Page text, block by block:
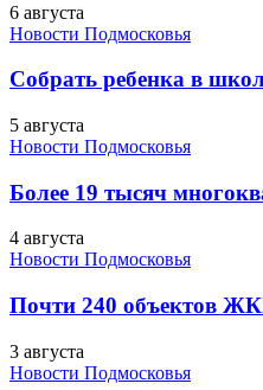
6 августа
Новости Подмосковья
Собрать ребенка в
5 августа
Новости Подмосковья
Более 19 тысяч
4 августа
Новости Подмосковья
Почти 240 объектов
3 августа
Новости Подмосковья